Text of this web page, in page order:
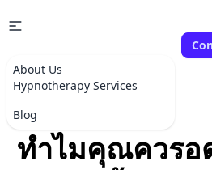
About Us
Hypnotherapy Services
Blog
ทำไมคุณควรอ